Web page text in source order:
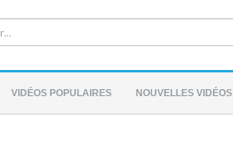
VIDÉOS POPULAIRES NOUVELLES VIDÉOS